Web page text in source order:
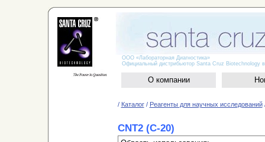
ООО «Лабораторная Диагностика»
Официальный дистрибьютор Santa Cruz Biotechnology
О компании
/ Каталог/ Реагенты для научных исследований
CNT2 (C-20)